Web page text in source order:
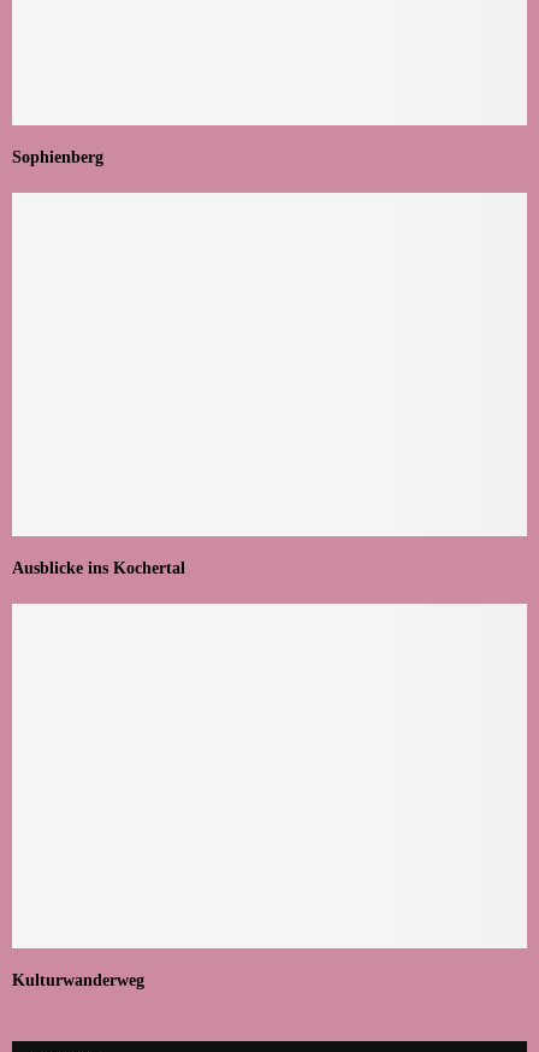
Sophienberg
Ausblicke ins Kochertal
Kulturwanderweg